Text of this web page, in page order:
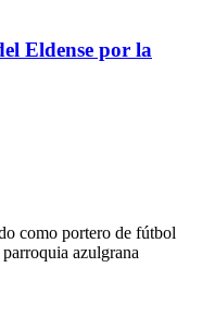
Eldense por la
como portero de fútbol
azulgrana